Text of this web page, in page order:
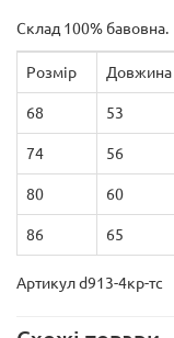
Склад 100% бавовна.
Розмір Довжина
68 53
74 56
80 60
86 65
Артикул d913-4кр-тс